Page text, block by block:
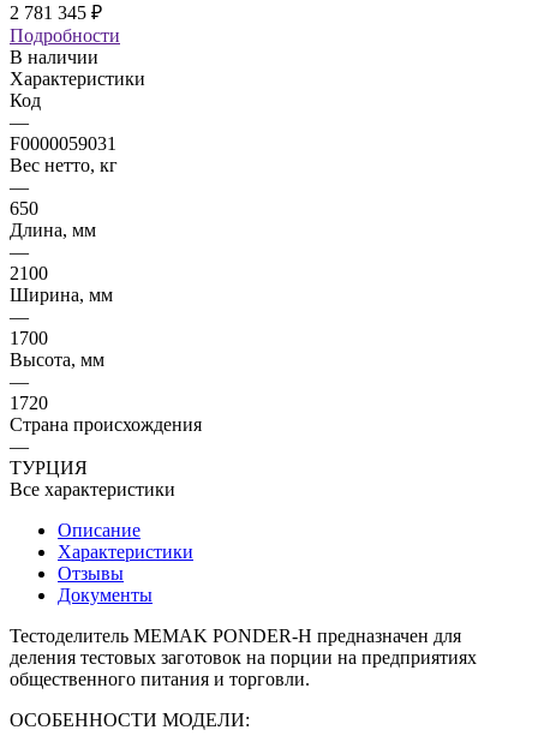
2 781 345 ₽
Подробности
В наличии
Характеристики
Код
—
F0000059031
Вес нетто, кг
—
650
Длина, мм
—
2100
Ширина, мм
—
1700
Высота, мм
—
1720
Страна происхождения
—
ТУРЦИЯ
Все характеристики
Описание
Характеристики
Отзывы
Документы
Тестоделитель MEMAK PONDER-H предназначен для
деления тестовых заготовок на порции на предприятиях
общественного питания и торговли.
ОСОБЕННОСТИ МОДЕЛИ: